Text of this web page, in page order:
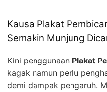
Kausa Plakat
Semakin Munjung
Kini penggunaan Plakat
kagak namun perlu
demi dampak pengaruh.